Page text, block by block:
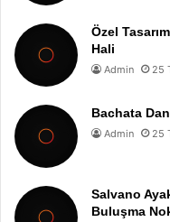
Özel
Hali
Admin 25
Bachata
Admin 25
Salvano
Buluşma